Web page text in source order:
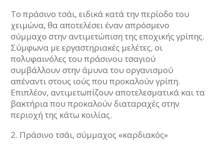
Το πράσινο τσάι, ειδικά κατά την περίοδο του
χειμώνα, θα αποτελέσει έναν απρόσμενο
σύμμαχο στην αντιμετώπιση της εποχικής γρίπης.
Σύμφωνα με εργαστηριακές μελέτες, οι
πολυφαινόλες του πράσινου τσαγιού
συμβάλλουν στην άμυνα του οργανισμού
απέναντι στους ιούς που προκαλούν γρίπη.
Επιπλέον, αντιμετωπίζουν αποτελεσματικά και τα
βακτήρια που προκαλούν διαταραχές στην
περιοχή της κάτω κοιλίας.
Πράσινο τσάι, σύμμαχος «καρδιακός»